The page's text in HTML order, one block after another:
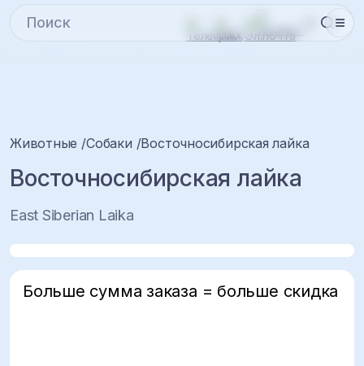
Животные Собаки Восточносибирская лайка
Восточносибирская лайка
East Siberian Laika
Больше сумма заказа = больше скидка